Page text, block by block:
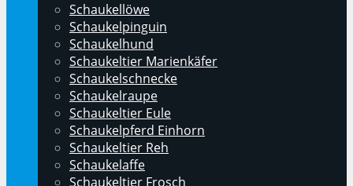
Schaukellöwe
Schaukelpinguin
Schaukelhund
Schaukeltier Marienkäfer
Schaukelschnecke
Schaukelraupe
Schaukeltier Eule
Schaukelpferd Einhorn
Schaukeltier Reh
Schaukelaffe
Schaukeltier Frosch